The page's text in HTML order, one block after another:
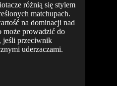
różnią się stylem
matchupach.
na dominacji nad
może prowadzić do
jeśli przeciwnik
uderzaczami.